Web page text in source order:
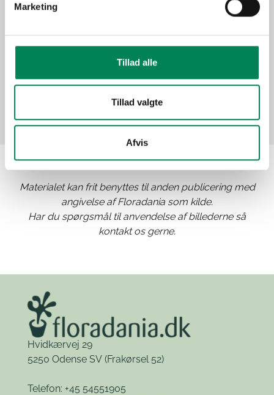
Marketing
Tillad alle
Tillad valgte
Afvis
Funktion
Billeder
Materialet kan frit benyttes til anden publicering med
angivelse af Floradania som kilde.
Har du spørgsmål til anvendelse af billederne så
kontakt os gerne.
Hvidkærvej 29
5250 Odense SV (Frakørsel 52)
Telefon: +45 54551905